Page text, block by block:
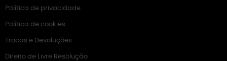
Política de privacidade
Política de cookies
Trocas e Devoluções
Direito de Livre Resolução